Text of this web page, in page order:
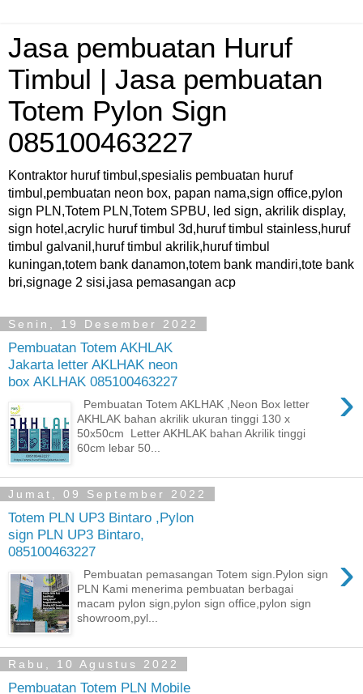
Jasa pembuatan Huruf
Timbul | Jasa pembuatan
Totem Pylon Sign
085100463227
Kontraktor huruf timbul,spesialis pembuatan huruf
timbul,pembuatan neon box, papan nama,sign office,pylon
sign PLN,Totem PLN,Totem SPBU, led sign, akrilik display,
sign hotel,acrylic huruf timbul 3d,huruf timbul stainless,huruf
timbul galvanil,huruf timbul akrilik,huruf timbul
kuningan,totem bank danamon,totem bank mandiri,tote bank
bri,signage 2 sisi,jasa pemasangan acp
Senin, 19 Desember 2022
Pembuatan Totem AKHLAK
Jakarta letter AKLHAK neon
box AKLHAK 085100463227
›
Pembuatan Totem AKLHAK ,Neon Box letter
AKHLAK bahan akrilik ukuran tinggi 130 x
50x50cm Letter AKHLAK bahan Akrilik tinggi
60cm lebar 50...
Jumat, 09 September 2022
Totem PLN UP3 Bintaro ,Pylon
sign PLN UP3 Bintaro,
085100463227
›
Pembuatan pemasangan Totem sign.Pylon sign
PLN Kami menerima pembuatan berbagai
macam pylon sign,pylon sign office,pylon sign
showroom,pyl...
Rabu, 10 Agustus 2022
Pembuatan Totem PLN Mobile